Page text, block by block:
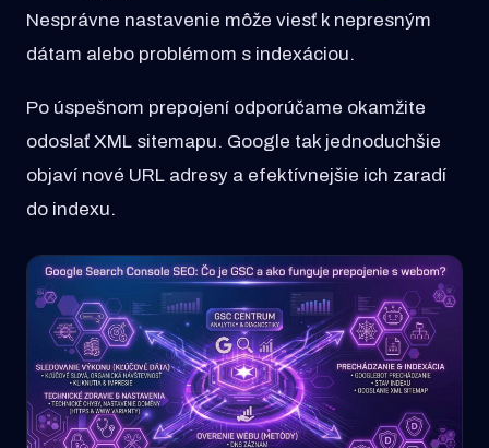
Nesprávne nastavenie môže viesť k nepresným
dátam alebo problémom s indexáciou.
Po úspešnom prepojení odporúčame okamžite
odoslať XML sitemapu. Google tak jednoduchšie
objaví nové URL adresy a efektívnejšie ich zaradí
do indexu.